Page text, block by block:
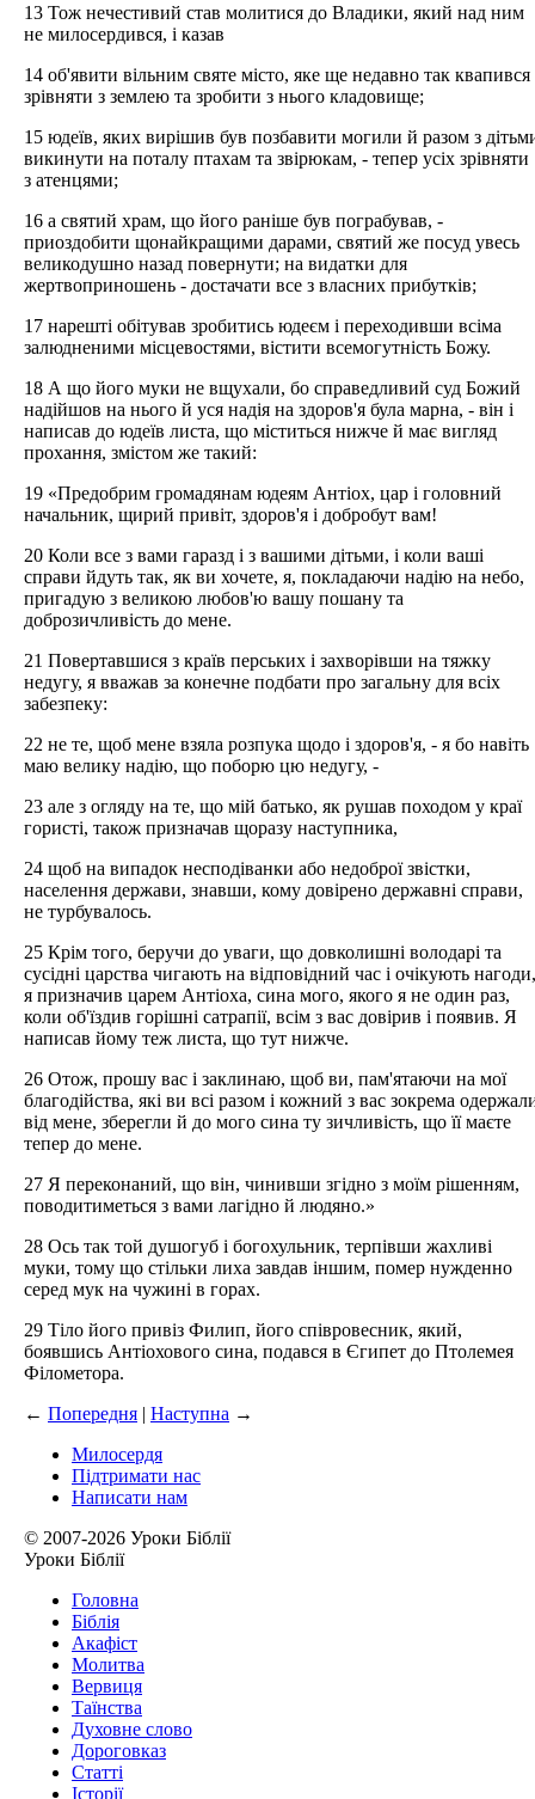
13 Тож нечестивий став молитися до Владики, який над ним
не милосердився, і казав
14 об'явити вільним святе місто, яке ще недавно так квапився
зрівняти з землею та зробити з нього кладовище;
15 юдеїв, яких вирішив був позбавити могили й разом з
викинути на поталу птахам та звірюкам, - тепер усіх зрівняти
з атенцями;
16 а святий храм, що його раніше був пограбував, -
приоздобити щонайкращими дарами, святий же посуд увесь
великодушно назад повернути; на видатки для
жертвоприношень - достачати все з власних прибутків;
17 нарешті обітував зробитись юдеєм і переходивши всіма
залюдненими місцевостями, вістити всемогутність Божу.
18 А що його муки не вщухали, бо справедливий суд Божий
надійшов на нього й уся надія на здоров'я була марна, - він і
написав до юдеїв листа, що міститься нижче й має вигляд
прохання, змістом же такий:
19 «Предобрим громадянам юдеям Антіох, цар і головний
начальник, щирий привіт, здоров'я і добробут вам!
20 Коли все з вами гаразд і з вашими дітьми, і коли ваші
справи йдуть так, як ви хочете, я, покладаючи надію на небо,
пригадую з великою любов'ю вашу пошану та
доброзичливість до мене.
21 Повертавшися з країв перських і захворівши на тяжку
недугу, я вважав за конечне подбати про загальну для всіх
забезпеку:
22 не те, щоб мене взяла розпука щодо і здоров'я, - я бо навіть
маю велику надію, що поборю цю недугу, -
23 але з огляду на те, що мій батько, як рушав походом у краї
гористі, також призначав щоразу наступника,
24 щоб на випадок несподіванки або недоброї звістки,
населення держави, знавши, кому довірено державні справи,
не турбувалось.
25 Крім того, беручи до уваги, що довколишні володарі та
сусідні царства чигають на відповідний час і очікують нагоди,
я призначив царем Антіоха, сина мого, якого я не один раз,
коли об'їздив горішні сатрапії, всім з вас довірив і появив. Я
написав йому теж листа, що тут нижче.
26 Отож, прошу вас і заклинаю, щоб ви, пам'ятаючи на мої
благодійства, які ви всі разом і кожний з вас зокрема
від мене, зберегли й до мого сина ту зичливість, що її маєте
тепер до мене.
27 Я переконаний, що він, чинивши згідно з моїм рішенням,
поводитиметься з вами лагідно й людяно.»
28 Ось так той душогуб і богохульник, терпівши жахливі
муки, тому що стільки лиха завдав іншим, помер нужденно
серед мук на чужині в горах.
29 Тіло його привіз Филип, його співровесник, який,
боявшись Антіохового сина, подався в Єгипет до Птолемея
Філометора.
← Попередня | Наступна →
Милосердя
Підтримати нас
Написати нам
© 2007-2026 Уроки Біблії
Уроки Біблії
Головна
Біблія
Акафіст
Молитва
Вервиця
Таїнства
Духовне слово
Дороговказ
Cтатті
Історії